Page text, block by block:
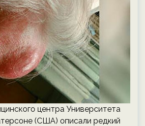
центра Университета
(США) описали редкий